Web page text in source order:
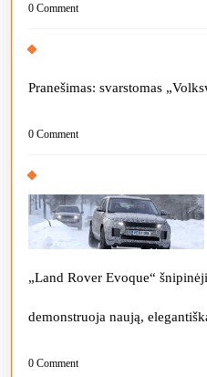
0 Comment
Pranešimas: svarstomas
0 Comment
„Land Rover Evoque“
demonstruoja naują,
0 Comment